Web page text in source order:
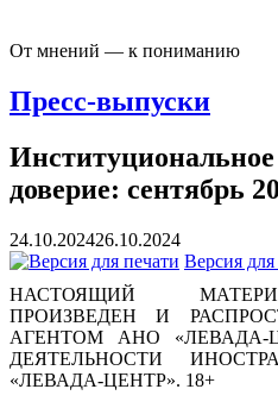
От мнений — к пониманию
Пресс-выпуски
доверие: сентябрь
24.10.202426.10.2024
Версия для
НАСТОЯЩИЙ
ПРОИЗВЕДЕН И
АГЕНТОМ АНО «ЛЕВАДА-
ДЕЯТЕЛЬНОСТИ
«ЛЕВАДА-ЦЕНТР». 18+